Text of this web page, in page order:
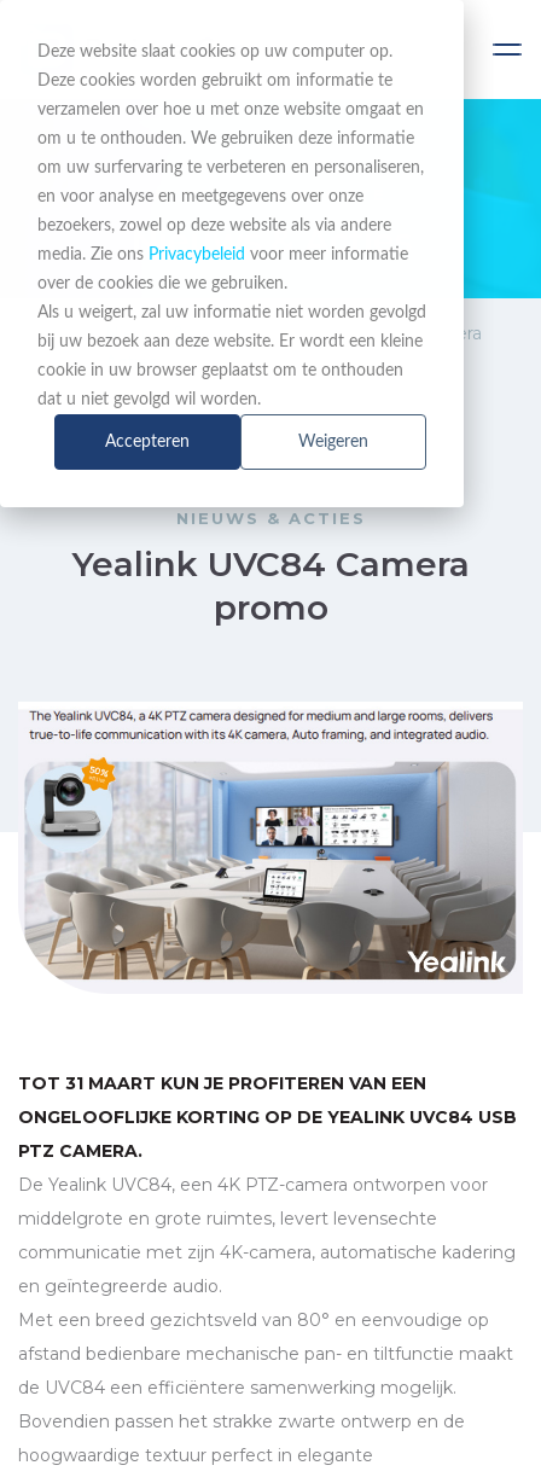
Deze website slaat cookies op uw computer op.
Deze cookies worden gebruikt om informatie te
verzamelen over hoe u met onze website omgaat en
om u te onthouden. We gebruiken deze informatie
om uw surfervaring te verbeteren en personaliseren,
en voor analyse en meetgegevens over onze
bezoekers, zowel op deze website als via andere
media. Zie ons Privacybeleid voor meer informatie
over de cookies die we gebruiken.
Als u weigert, zal uw informatie niet worden gevolgd
bij uw bezoek aan deze website. Er wordt een kleine
cookie in uw browser geplaatst om te onthouden
dat u niet gevolgd wil worden.
Accepteren Weigeren
BLIJF OP DE HOOGTE
Nieuws & Acties
Nieuws &
Acties
Yealink UVC84 Camera
promo
NIEUWS & ACTIES
Yealink UVC84 Camera
promo
TOT 31 MAART KUN JE PROFITEREN VAN EEN
ONGELOOFLIJKE KORTING OP DE YEALINK UVC84 USB
PTZ CAMERA.
De Yealink UVC84, een 4K PTZ-camera ontworpen voor
middelgrote en grote ruimtes, levert levensechte
communicatie met zijn 4K-camera, automatische kadering
en geïntegreerde audio.
Met een breed gezichtsveld van 80° en eenvoudige op
afstand bedienbare mechanische pan- en tiltfunctie maakt
de UVC84 een efficiëntere samenwerking mogelijk.
Bovendien passen het strakke zwarte ontwerp en de
hoogwaardige textuur perfect in elegante